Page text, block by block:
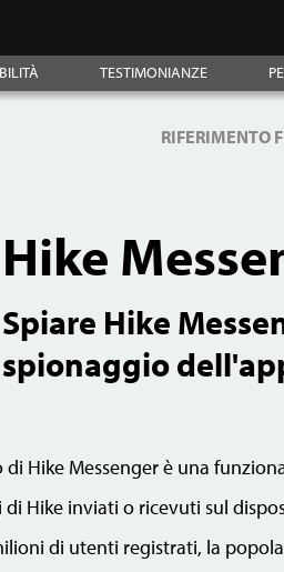
TESTIMONIANZE
RIFERIMENTO
Hike
Spiare Hike
spionaggio
Hike Messenger è una
Hike inviati o ricevuti sul
di utenti registrati, la